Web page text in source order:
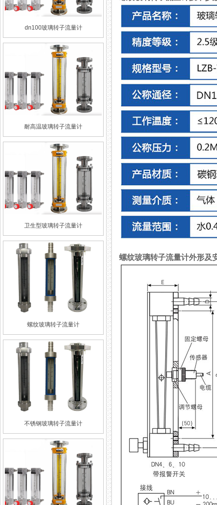
dn100玻璃转子流量计
耐高温玻璃转子流量计
卫生型玻璃转子流量计
螺纹玻璃转子流量计
不锈钢玻璃转子流量计
螺纹玻璃转子流量计外形及